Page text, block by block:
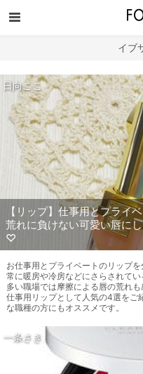
イブ
日向ここ
【リップ】仕事用とプライ
荒れに負けない可愛い唇に
♡
お仕事用とプライベートのリップ
常に暖房や冷房などにさらされて
多い職場では摩擦による唇の荒れ
仕事用リップとして人気の4選をご
な職種の方にもオススメです。
一条さき